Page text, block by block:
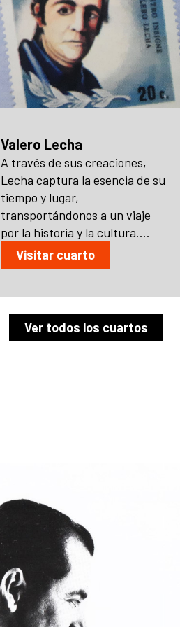
Valero Lecha
A través de sus creaciones,
Lecha captura la esencia de su
tiempo y lugar,
transportándonos a un viaje
por la historia y la cultura....
Visitar cuarto
Ver todos los cuartos